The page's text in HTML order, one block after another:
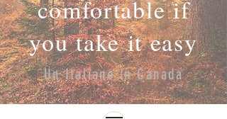
comfortable if
you take it easy
Un Italiano in Canada